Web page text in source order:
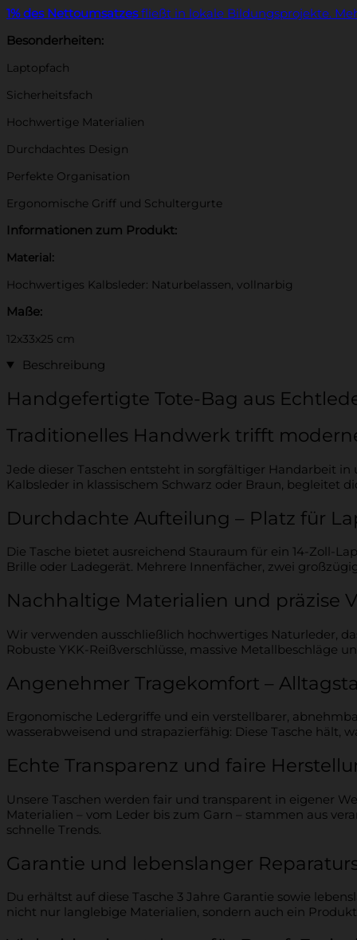
1% des Nettoumsatzesfließt in lokale Bildungsprojekte.
Besonderheiten:
Laptopfach
Sicherheitsfach
Hochwertige Materialien
Durchdachtes Design
Perfekte Organisation
Ergonomische Griff und Schultergurte
Informationen zum Produkt:
Material:
Hochwertiges Kalbsleder: Naturbelassen, vollnarbig
Maße:
12x33x25 cm
Beschreibung
Handgefertigte Tote-Bag aus
Traditionelles Handwerk trifft
Jede dieser Taschen entsteht in sorgfältiger Handarbeit
Kalbsleder in klassischem Schwarz oder Braun, begleitet
Durchdachte Aufteilung – Platz für
Die Tasche bietet ausreichend Stauraum für ein 14-Zoll-
Brille oder Ladegerät. Mehrere Innenfächer, zwei
Nachhaltige Materialien und präzise
Wir verwenden ausschließlich hochwertiges Naturleder,
Robuste YKK-Reißverschlüsse, massive Metallbeschläge
Angenehmer Tragekomfort –
Ergonomische Ledergriffe und ein verstellbarer,
wasserabweisend und strapazierfähig: Diese Tasche hält,
Echte Transparenz und faire
Unsere Taschen werden fair und transparent in eigener
Materialien – vom Leder bis zum Garn – stammen aus
schnelle Trends.
Garantie und lebenslanger
Du erhältst auf diese Tasche 3 Jahre Garantie sowie
nicht nur langlebige Materialien, sondern auch ein